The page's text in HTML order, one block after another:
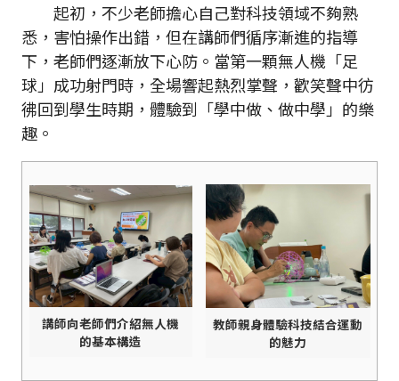
起初，不少老師擔心自己對科技領域不夠熟
悉，害怕操作出錯，但在講師們循序漸進的指導
下，老師們逐漸放下心防。當第一顆無人機「足
球」成功射門時，全場響起熱烈掌聲，歡笑聲中彷
彿回到學生時期，體驗到「學中做、做中學」的樂
趣。
講師向老師們介紹無人機
的基本構造
教師親身體驗科技結合運動
的魅力